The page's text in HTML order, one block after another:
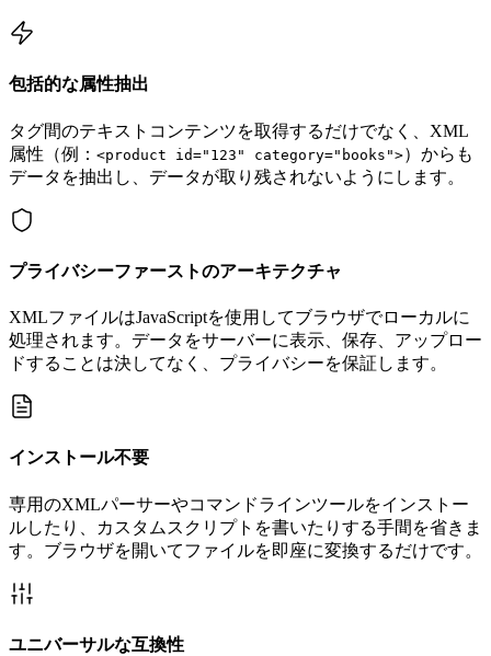
包括的な属性抽出
タグ間のテキストコンテンツを取得するだけでなく、XML
属性（例： <product id="123" category="books">）からも
データを抽出し、データが取り残されないようにします。
プライバシーファーストのアーキテクチャ
XMLファイルはJavaScriptを使用してブラウザでローカルに
処理されます。データをサーバーに表示、保存、アップロー
ドすることは決してなく、プライバシーを保証します。
インストール不要
専用のXMLパーサーやコマンドラインツールをインストー
ルしたり、カスタムスクリプトを書いたりする手間を省きま
す。ブラウザを開いてファイルを即座に変換するだけです。
ユニバーサルな互換性